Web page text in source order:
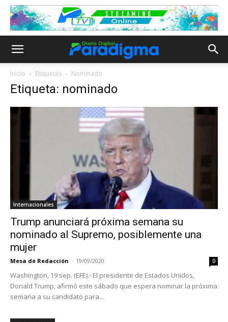
Inicio Etiquetas Nominado
Etiqueta: nominado
Internacionales
Trump anunciará próxima semana su
nominado al Supremo, posiblemente una
mujer
Mesa de Redacción - 19/09/2020 0
Washington, 19 sep. (EFE).- El presidente de Estados Unidos,
Donald Trump, afirmó este sábado que espera nominar la próxima
semana a su candidato para...